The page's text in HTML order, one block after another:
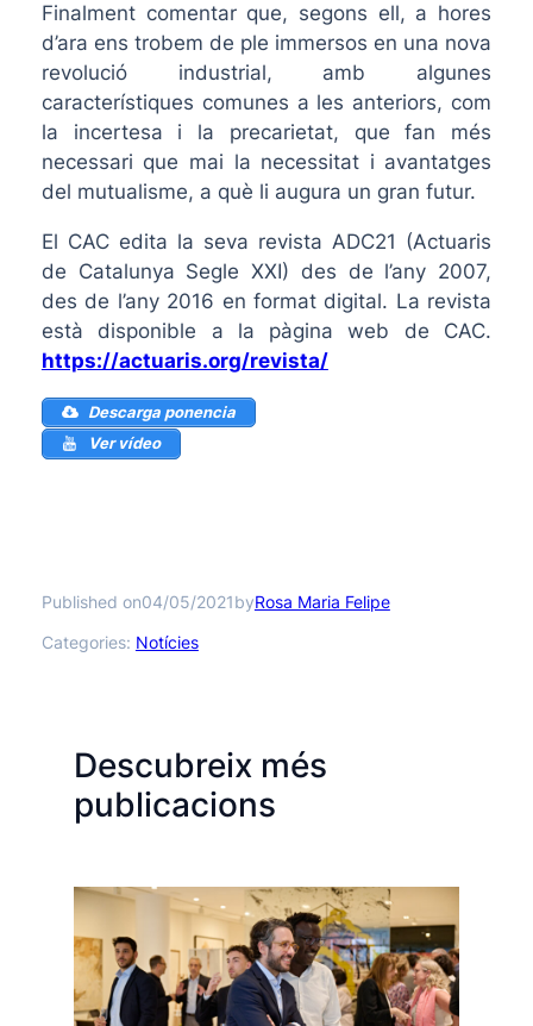
Finalment comentar que, segons ell, a hores
d’ara ens trobem de ple immersos en una nova
revolució industrial, amb algunes
característiques comunes a les anteriors, com
la incertesa i la precarietat, que fan més
necessari que mai la necessitat i avantatges
del mutualisme, a què li augura un gran futur.
El CAC edita la seva revista ADC21 (Actuaris
de Catalunya Segle XXI) des de l’any 2007,
des de l’any 2016 en format digital. La revista
està disponible a la pàgina web de CAC.
https://actuaris.org/revista/
Descarga ponencia
Ver vídeo
Published on04/05/2021byRosa Maria Felipe
Categories: Notícies
Descubreix més
publicacions